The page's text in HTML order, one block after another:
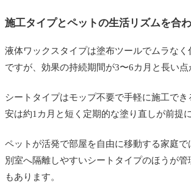
施工タイプとペットの生活リズムを合
液体ワックスタイプは塗布ツールでムラな
ですが、効果の持続期間が3〜6カ月と長い点
シートタイプはモップ不要で手軽に施工でき
安は約1カ月と短く定期的な塗り直しが前提
ペットが活発で部屋を自由に移動する家庭で
別室へ隔離しやすいシートタイプのほうが管
もあります。